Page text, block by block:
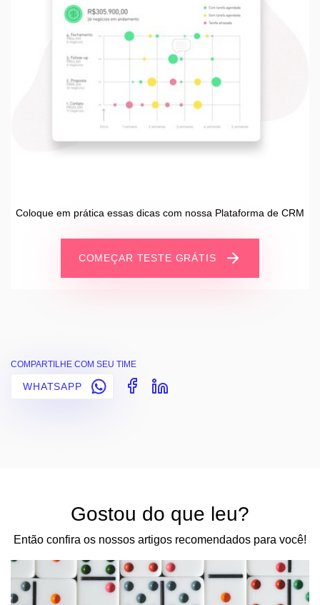
Coloque em prática essas dicas com nossa Plataforma de CRM
COMEÇAR TESTE GRÁTIS
COMPARTILHE COM SEU TIME
WHATSAPP
Gostou do que leu?
Então confira os nossos artigos recomendados para você!